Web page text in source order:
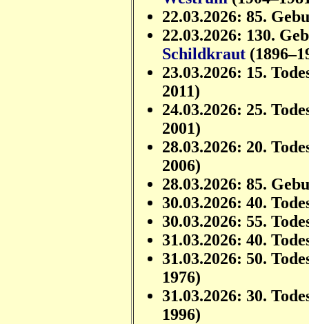
22.03.2026: 85.
22.03.2026: 130.
Schildkraut
23.03.2026: 15.
2011)
24.03.2026: 25.
2001)
28.03.2026: 20.
2006)
28.03.2026: 85.
30.03.2026: 40.
30.03.2026: 55.
31.03.2026: 40.
31.03.2026: 50.
1976)
31.03.2026: 30.
1996)